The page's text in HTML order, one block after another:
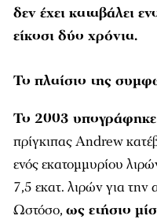
δεν έχει καταβάλει
είκοσι δύο χρόνια.
Το πλαίσιο της
Το 2003 υπογράφηκε
πρίγκιπας Andrew
ενός εκατομμυρίου
7,5 εκατ. λιρών για την
Ωστόσο, ως ετήσιο